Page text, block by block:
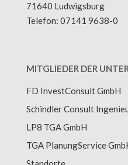
71640 Ludwigsburg
Telefon: 07141 9638-0
MITGLIEDER DER
FD InvestConsult GmbH
Schindler Consult
LP8 TGA GmbH
TGA PlanungService